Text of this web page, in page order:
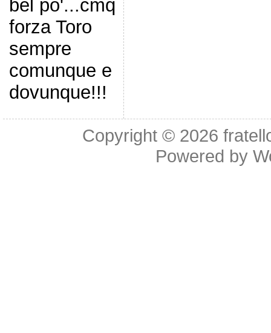
bel po'...cmq
forza Toro
sempre
comunque e
dovunque!!!
Copyright © 2026
Powered by